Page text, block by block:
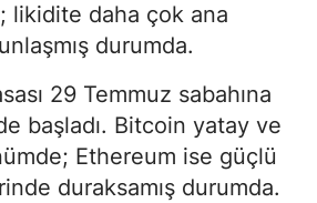
likidite daha çok ana
durumda.
29 Temmuz sabahına
başladı. Bitcoin yatay ve
Ethereum ise güçlü
duraksamış durumda.